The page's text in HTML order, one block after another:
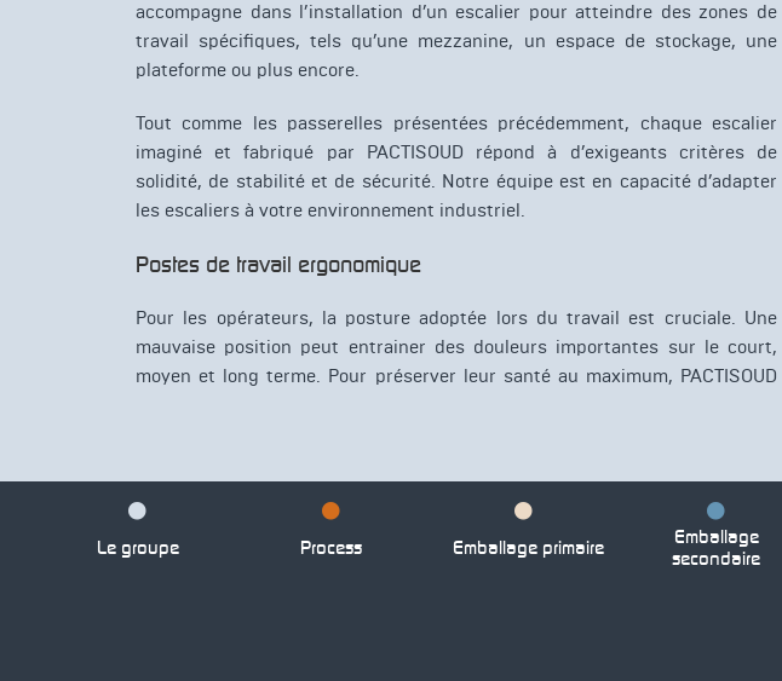
accompagne dans l’installation d’un escalier pour atteindre des zones de
travail spécifiques, tels qu’une mezzanine, un espace de stockage, une
plateforme ou plus encore.
Tout comme les passerelles présentées précédemment, chaque escalier
imaginé et fabriqué par PACTISOUD répond à d’exigeants critères de
solidité, de stabilité et de sécurité. Notre équipe est en capacité d’adapter
les escaliers à votre environnement industriel.
Postes de travail ergonomique
Pour les opérateurs, la posture adoptée lors du travail est cruciale. Une
mauvaise position peut entrainer des douleurs importantes sur le court,
moyen et long terme. Pour préserver leur santé au maximum, PACTISOUD
Le groupe Process Emballage primaire
Emballage
secondaire